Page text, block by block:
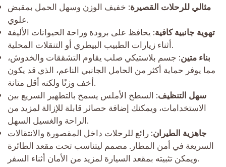
مثالي للرحلات القصيرة: خفيف الوزن وسهل الحمل بمقبض
علوي.
تهوية جانبية كافية: يحافظ على برودة وراحة الحيوانات الأليفة
أثناء زيارات الطبيب البيطري أو التنقلات المحلية.
بناء متين: جسم بلاستيكي صلب يقاوم التشققات والخدوش،
مما يوفر حماية أكثر من الحامل الجانبي الناعم، الذي قد يكون
أخف وزنًا ولكنه أقل متانة.
سهل التنظيف: السطح الأملس يسمح بالتطهير السريع بين
الاستخدامات، ويمكنك إضافة حصائر قابلة للإزالة لمزيد من
الراحة والغسيل السهل.
جاهزية الطيران: رائع للرحلات داخل المقصورة والانتقالات
السريعة في أمن المطار. مصمم ليتناسب تحت مقعد الطائرة
ويمكن تثبيته بمقعد السيارة لمزيد من الأمان أثناء السفر.